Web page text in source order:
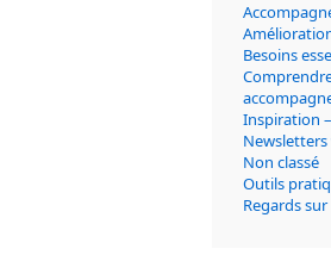
Besoins
Inspiration
Newsletters
Non classé
Outils
Regards sur